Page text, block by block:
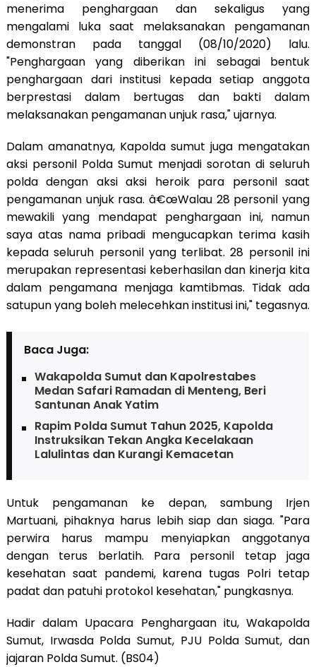
menerima penghargaan dan sekaligus yang
mengalami luka saat melaksanakan pengamanan
demonstran pada tanggal (08/10/2020) lalu.
"Penghargaan yang diberikan ini sebagai bentuk
penghargaan dari institusi kepada setiap anggota
berprestasi dalam bertugas dan bakti dalam
melaksanakan pengamanan unjuk rasa," ujarnya.
Dalam amanatnya, Kapolda sumut juga mengatakan
aksi personil Polda Sumut menjadi sorotan di seluruh
polda dengan aksi aksi heroik para personil saat
pengamanan unjuk rasa. â€œWalau 28 personil yang
mewakili yang mendapat penghargaan ini, namun
saya atas nama pribadi mengucapkan terima kasih
kepada seluruh personil yang terlibat. 28 personil ini
merupakan representasi keberhasilan dan kinerja kita
dalam pengamana menjaga kamtibmas. Tidak ada
satupun yang boleh melecehkan institusi ini," tegasnya.
Baca Juga:
Wakapolda Sumut dan Kapolrestabes
Medan Safari Ramadan di Menteng, Beri
Santunan Anak Yatim
Rapim Polda Sumut Tahun 2025, Kapolda
Instruksikan Tekan Angka Kecelakaan
Lalulintas dan Kurangi Kemacetan
Untuk pengamanan ke depan, sambung Irjen
Martuani, pihaknya harus lebih siap dan siaga. "Para
perwira harus mampu menyiapkan anggotanya
dengan terus berlatih. Para personil tetap jaga
kesehatan saat pandemi, karena tugas Polri tetap
padat dan patuhi protokol kesehatan," pungkasnya.
Hadir dalam Upacara Penghargaan itu, Wakapolda
Sumut, Irwasda Polda Sumut, PJU Polda Sumut, dan
jajaran Polda Sumut. (BS04)